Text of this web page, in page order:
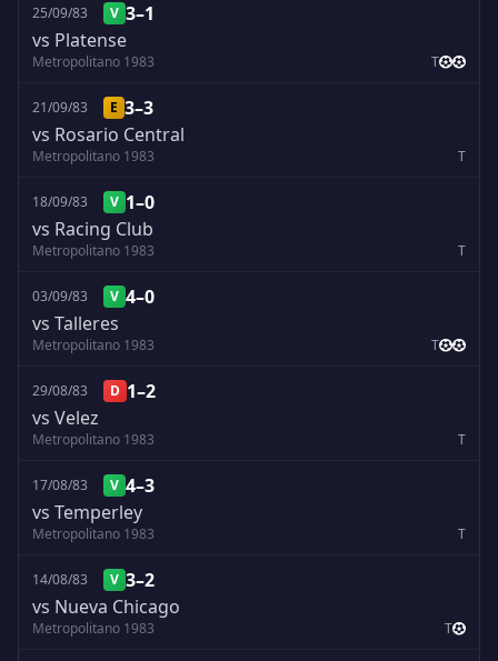
25/09/83 V 3–1
vs Platense
Metropolitano 1983 T
21/09/83 E 3–3
vs Rosario Central
Metropolitano 1983 T
18/09/83 V 1–0
vs Racing Club
Metropolitano 1983 T
03/09/83 V 4–0
vs Talleres
Metropolitano 1983 T
29/08/83 D 1–2
vs Velez
Metropolitano 1983 T
17/08/83 V 4–3
vs Temperley
Metropolitano 1983 T
14/08/83 V 3–2
vs Nueva Chicago
Metropolitano 1983 T